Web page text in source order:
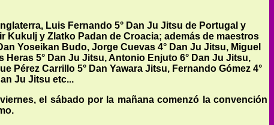
Luis Fernando 5° Dan Ju Jitsu de Portugal y
Ku­kulj y Zlatko Padan de Croacia; además de maestros
Yoseikan Budo, Jorge Cuevas 4° Dan Ju Jitsu, Miguel
Heras 5° Dan Ju Jitsu, Antonio Enjuto 6° Dan Ju Jitsu,
Pérez Carrillo 5° Dan Yawara Jitsu, Fernando Gómez 4°
Ju Jitsu etc...
el sábado por la mañana comenzó la convención